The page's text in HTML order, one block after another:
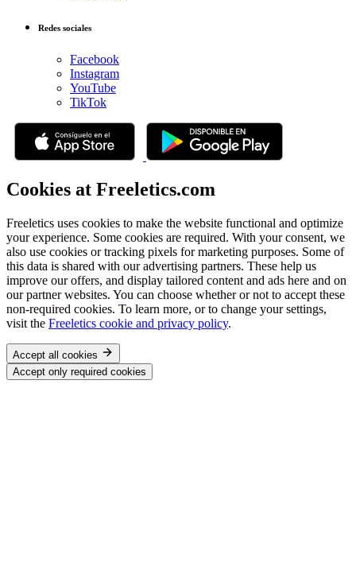
Redes sociales
Facebook
Instagram
YouTube
TikTok
Cookies at Freeletics.com
Freeletics uses cookies to make the website functional and optimize
your experience. Some cookies are required. With your consent, we
also use cookies or tracking pixels for marketing purposes. Some of
this data is shared with our advertising partners. These help us
improve our offers, and display tailored content and ads here and on
our partner websites. You can choose whether or not to accept these
non-required cookies. To learn more, or to change your settings,
visit the Freeletics cookie and privacy policy.
Accept all cookies
Accept only required cookies